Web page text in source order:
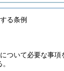
る条例
ついて必要な事